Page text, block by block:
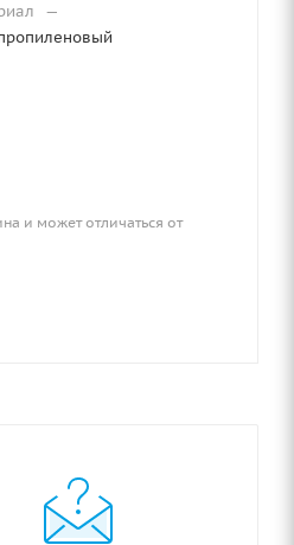
—
и может отличаться от